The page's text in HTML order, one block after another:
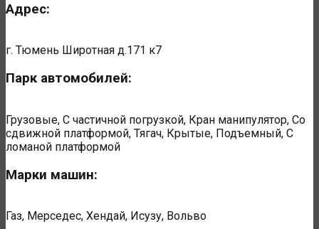
Адрес:
г. Тюмень Широтная д.171 к7
Парк автомобилей:
Грузовые, С частичной погрузкой, Кран манипулятор, Со
сдвижной платформой, Тягач, Крытые, Подъемный, С
ломаной платформой
Марки машин:
Газ, Мерседес, Хендай, Исузу, Вольво